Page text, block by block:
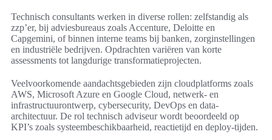
Technisch consultants werken in diverse rollen: zelfstandig als
zzp’er, bij adviesbureaus zoals Accenture, Deloitte en
Capgemini, of binnen interne teams bij banken, zorginstellingen
en industriële bedrijven. Opdrachten variëren van korte
assessments tot langdurige transformatieprojecten.
Veelvoorkomende aandachtsgebieden zijn cloudplatforms zoals
AWS, Microsoft Azure en Google Cloud, netwerk- en
infrastructuurontwerp, cybersecurity, DevOps en data-
architectuur. De rol technisch adviseur wordt beoordeeld op
KPI’s zoals systeembeschikbaarheid, reactietijd en deploy-tijden.